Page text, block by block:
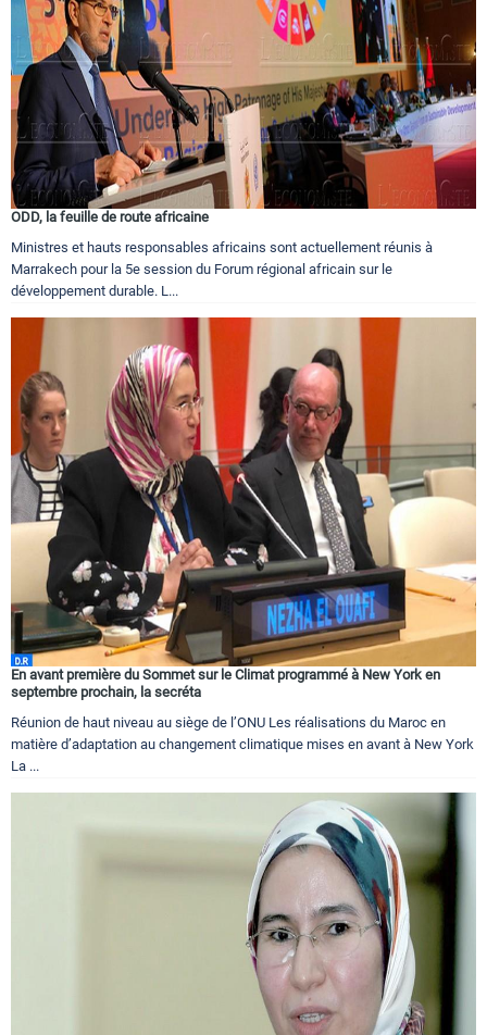
ODD, la feuille de route africaine
Ministres et hauts responsables africains sont actuellement réunis à
Marrakech pour la 5e session du Forum régional africain sur le
développement durable. L...
En avant première du Sommet sur le Climat programmé à New York en
septembre prochain, la secréta
Réunion de haut niveau au siège de l’ONU Les réalisations du Maroc en
matière d’adaptation au changement climatique mises en avant à New York
La ...